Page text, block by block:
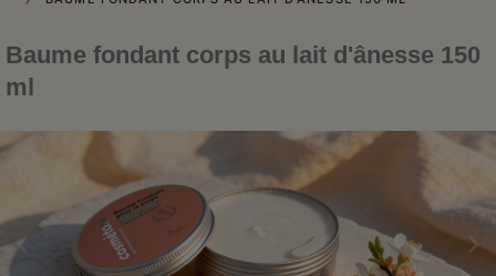
Baume fondant corps au lait d'ânesse 150
ml